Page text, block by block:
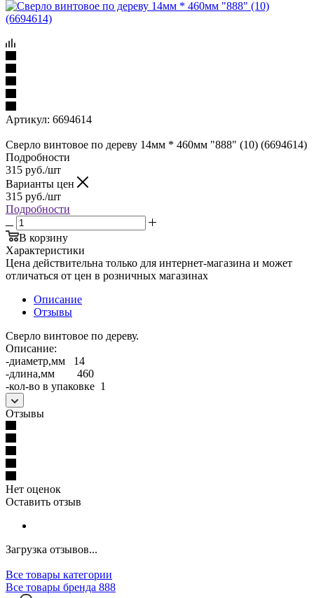
Артикул: 6694614
Сверло винтовое по дереву 14мм * 460мм "888" (10) (6694614)
Подробности
315 руб./шт
Варианты цен
315 руб./шт
Подробности
В корзину
Характеристики
Цена действительна только для интернет-магазина и может
отличаться от цен в розничных магазинах
Описание
Отзывы
Сверло винтовое по дереву.
Описание:
-диаметр,мм 14
-длина,мм 460
-кол-во в упаковке 1
Отзывы
Нет оценок
Оставить отзыв
Загрузка отзывов...
Все товары категории
Все товары бренда 888